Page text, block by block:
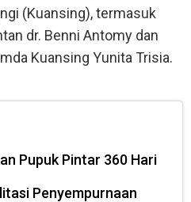
(Kuansing), termasuk
dr. Benni Antomy dan
Kuansing Yunita Trisia.
Pupuk Pintar 360 Hari
Penyempurnaan